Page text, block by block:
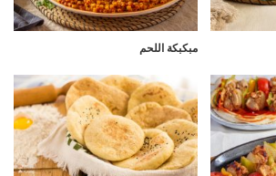
مبكبكة اللحم